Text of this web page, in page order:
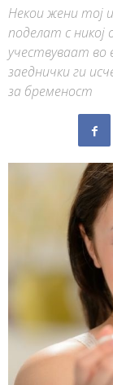
Некои жени тој
поделат с никој
учествуваат во
заеднички ги
за бременост